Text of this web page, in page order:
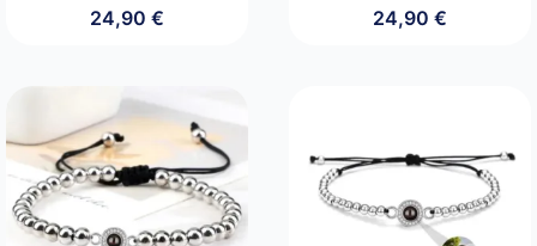
24,90€
24,90 €